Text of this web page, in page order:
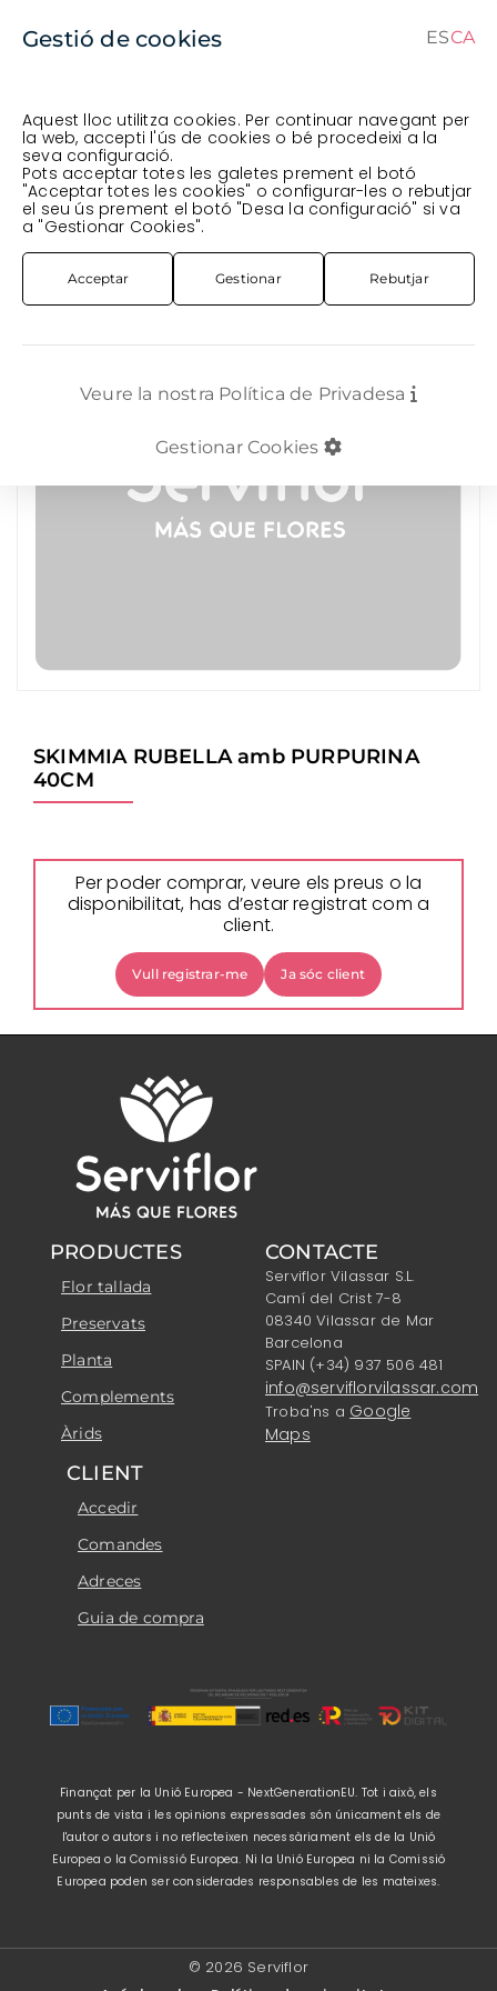
CAES
Comanda en curs (prevista per al) · Transportista
Veure comanda
FLOR TALLADA VERDS SKIMMIA RUBELLA amb PURPURINA 40CM
SKIMMIA RUBELLA amb PURPURINA
40CM
Per poder comprar, veure els preus o la
disponibilitat, has d’estar registrat com a
client.
Vull registrar-me Ja sóc client
Gestió de cookies ESCA
Aquest lloc utilitza cookies. Per continuar navegant per
la web, accepti l'ús de cookies o bé procedeixi a la
seva configuració.
Pots acceptar totes les galetes prement el botó
"Acceptar totes les cookies" o configurar-les o rebutjar
el seu ús prement el botó "Desa la configuració" si va
a "Gestionar Cookies".
Acceptar Gestionar Rebutjar
Veure la nostra Política de Privadesa
Gestionar Cookies
PRODUCTES
Flor tallada
Preservats
Planta
Complements
Àrids
CONTACTE
Serviflor Vilassar S.L.
Camí del Crist 7-8
08340 Vilassar de Mar
Barcelona
SPAIN (+34) 937 506 481
info@serviflorvilassar.com
Troba'ns a Google
Maps
CLIENT
Accedir
Comandes
Adreces
Guia de compra
Finançat per la Unió Europea - NextGenerationEU. Tot i això, els
punts de vista i les opinions expressades són únicament els de
l'autor o autors i no reflecteixen necessàriament els de la Unió
Europea o la Comissió Europea. Ni la Unió Europea ni la Comissió
Europea poden ser considerades responsables de les mateixes.
© 2026 Serviflor